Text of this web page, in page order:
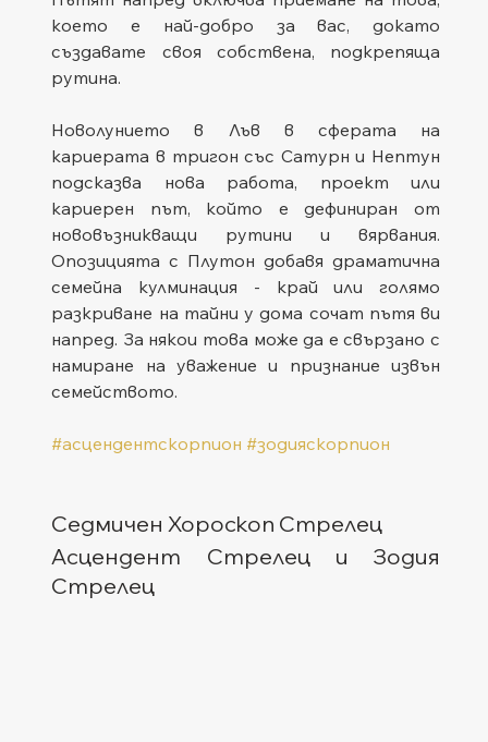
което е най-добро за вас, докато
създавате своя собствена, подкрепяща
рутина.
Новолунието в Лъв в сферата на
кариерата в тригон със Сатурн и Нептун
подсказва нова работа, проект или
кариерен път, който е дефиниран от
нововъзникващи рутини и вярвания.
Опозицията с Плутон добавя драматична
семейна кулминация - край или голямо
разкриване на тайни у дома сочат пътя ви
напред. За някои това може да е свързано с
намиране на уважение и признание извън
семейството.
#асцендентскорпион #зодияскорпион
Седмичен Хороскоп Стрелец
Асцендент Стрелец и Зодия
Стрелец